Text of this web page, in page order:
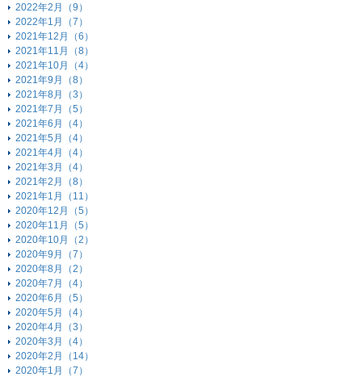
2022年2月（9）
2022年1月（7）
2021年12月（6）
2021年11月（8）
2021年10月（4）
2021年9月（8）
2021年8月（3）
2021年7月（5）
2021年6月（4）
2021年5月（4）
2021年4月（4）
2021年3月（4）
2021年2月（8）
2021年1月（11）
2020年12月（5）
2020年11月（5）
2020年10月（2）
2020年9月（7）
2020年8月（2）
2020年7月（4）
2020年6月（5）
2020年5月（4）
2020年4月（3）
2020年3月（4）
2020年2月（14）
2020年1月（7）